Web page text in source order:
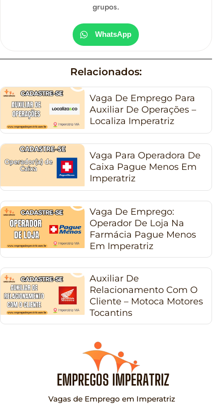
grupos.
WhatsApp
Relacionados:
Vaga De Emprego Para
Auxiliar De Operações –
Localiza Imperatriz
Vaga Para Operadora De
Caixa Pague Menos Em
Imperatriz
Vaga De Emprego:
Operador De Loja Na
Farmácia Pague Menos
Em Imperatriz
Auxiliar De
Relacionamento Com O
Cliente – Motoca Motores
Tocantins
Vagas de Emprego em Imperatriz